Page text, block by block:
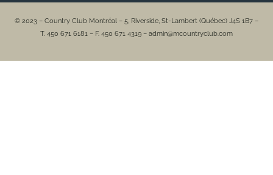
© 2023 – Country Club Montréal – 5, Riverside, St-Lambert (Québec) J4S 1B7 –
T. 450 671 6181 – F. 450 671 4319 – admin@mcountryclub.com